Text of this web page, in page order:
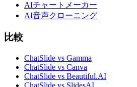
AIチャートメーカー
AI音声クローニング
比較
ChatSlide vs Gamma
ChatSlide vs Canva
ChatSlide vs Beautiful.AI
ChatSlide vs SlidesAI